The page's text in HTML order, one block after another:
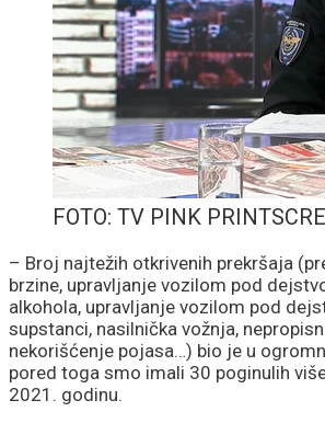
FOTO: TV PINK
– Broj najtežih otkrivenih prekršaja
brzine, upravljanje vozilom pod
alkohola, upravljanje vozilom pod
supstanci, nasilnička vožnja,
nekorišćenje pojasa…) bio je u
pored toga smo imali 30 poginulih
2021. godinu.